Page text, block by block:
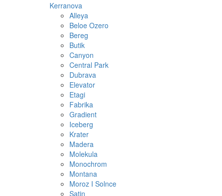
Kerranova
Alleya
Beloe Ozero
Bereg
Butik
Canyon
Central Park
Dubrava
Elevator
Etagi
Fabrika
Gradient
Iceberg
Krater
Madera
Molekula
Monochrom
Montana
Moroz I Solnce
Satin